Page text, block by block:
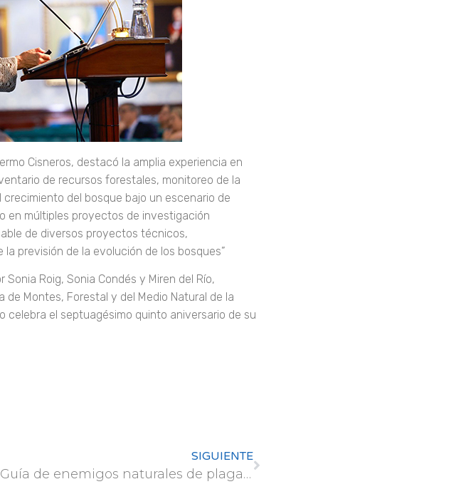
Cisneros, destacó la amplia experiencia en
de recursos forestales, monitoreo de la
del bosque bajo un escenario de
en múltiples proyectos de investigación
de diversos proyectos técnicos,
previsión de la evolución de los bosques”
Sonia Roig, Sonia Condés y Miren del Río,
de Montes, Forestal y del Medio Natural de la
celebra el septuagésimo quinto aniversario de su
SIGUIENTE
«Guía de enemigos naturales de plagas en espacios verdes urbanos»